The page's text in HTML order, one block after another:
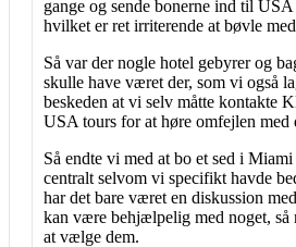
gange og sende bonerne ind til
hvilket er ret irriterende at bøvle
Så var der nogle hotel gebyrer og
skulle have været der, som vi også
beskeden at vi selv måtte kontakte
USA tours for at høre omfejlen med
Så endte vi med at bo et sed i
centralt selvom vi specifikt havde
har det bare været en diskussion
kan være behjælpelig med noget, så
at vælge dem.